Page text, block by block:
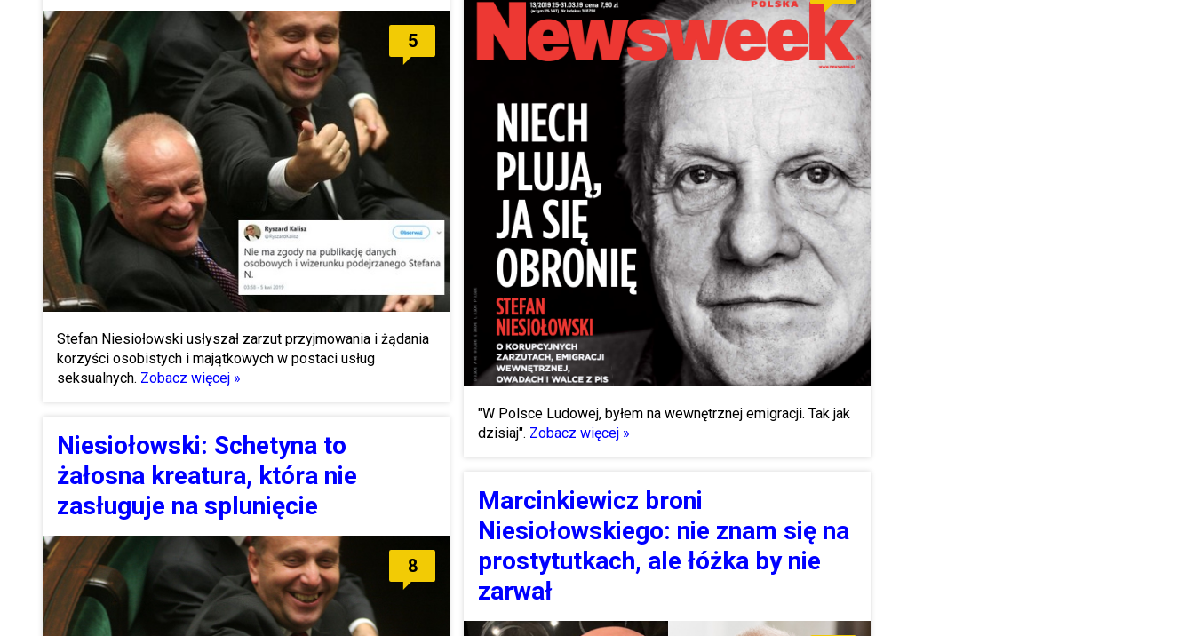
5
Stefan Niesiołowski usłyszał zarzut przyjmowania i żądania
korzyści osobistych i majątkowych w postaci usług
seksualnych. Zobacz więcej »
Niesiołowski: Schetyna to
żałosna kreatura, która nie
zasługuje na splunięcie
8
"W Polsce Ludowej, byłem na wewnętrznej emigracji. Tak jak
dzisiaj". Zobacz więcej »
Marcinkiewicz broni
Niesiołowskiego: nie znam się na
prostytutkach, ale łóżka by nie
zarwał